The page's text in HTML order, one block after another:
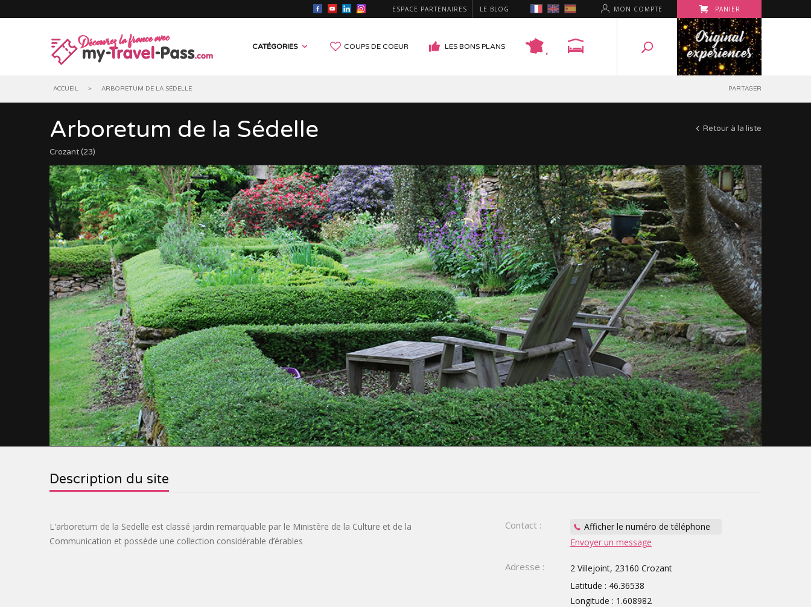
ESPACE PARTENAIRES LE BLOG MON COMPTE PANIER
Découvrez la france avec CATÉGORIES COUPS DE COEUR LES BONS PLANS
MUSÉES & EXPOSITIONS CHÂTEAUX & MONUMENTS HISTORIQUES
TOURISME INDUSTRIEL VILLAGES DE FRANCE & BASTIDES CROISIÈRES & TRAINS
OENOTOURISME & SPIRITOURISME CIRCUITS TOURISTIQUES PARCS & JARDINS
BIEN-ÊTRE ACTIVITÉS INSOLITE
PASS TOURISTIQUES GROUPE, CE, SCOLAIRE
ACCUEIL > ARBORETUM DE LA SÉDELLE PARTAGER
Arboretum de la Sédelle
Crozant (23)
Retour à la liste
Description du site
L'arboretum de la Sedelle est classé jardin remarquable par le Ministère de la Culture et de la
Communication et possède une collection considérable d’érables
Contact :
Afficher le numéro de téléphone
Envoyer un message
Adresse :
2 Villejoint, 23160 Crozant
Latitude : 46.36538
Longitude : 1.608982